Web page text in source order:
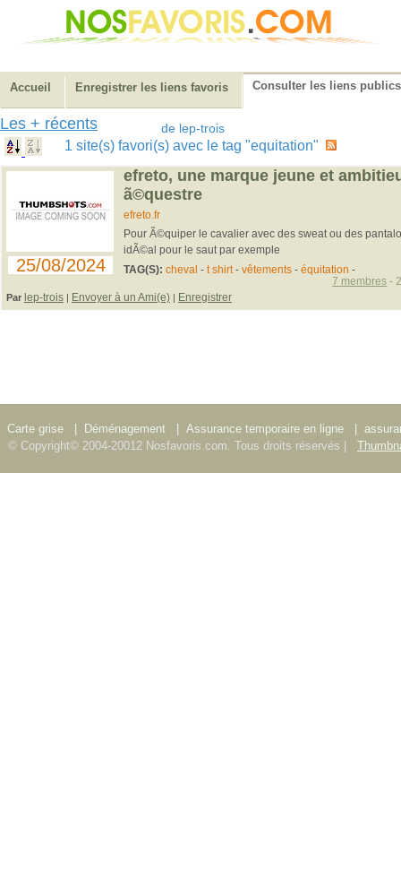
Accueil Enregistrer les liens favoris Consulter les liens publics
Les + récents de lep-trois
1 site(s) favori(s) avec le tag "equitation"
25/08/2024
efreto, une marque jeune et
ã©questre
efreto.fr
Pour Ã©quiper le cavalier avec des sweat ou des
idÃ©al pour le saut par exemple
TAG(S): cheval - t shirt- vêtements- équitation -
Par lep-trois | Envoyer à un Ami(e) | Enregistrer
7 membres -
Carte grise Déménagement Assurance temporaire en ligne
© Copyright© 2004-20012 Nosfavoris.com. Tous droits réservés |